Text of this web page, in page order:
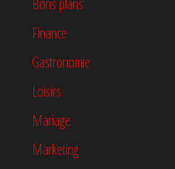
Finance
Gastronomie
Loisirs
Mariage
Marketing